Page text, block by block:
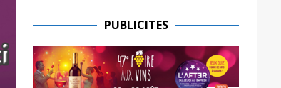
PUBLICITES